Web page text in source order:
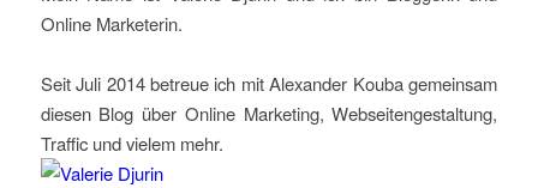
Online Marketerin.
Seit Juli 2014 betreue ich mit Alexander Kouba gemeinsam
diesen Blog über Online Marketing, Webseitengestaltung,
Traffic und vielem mehr.